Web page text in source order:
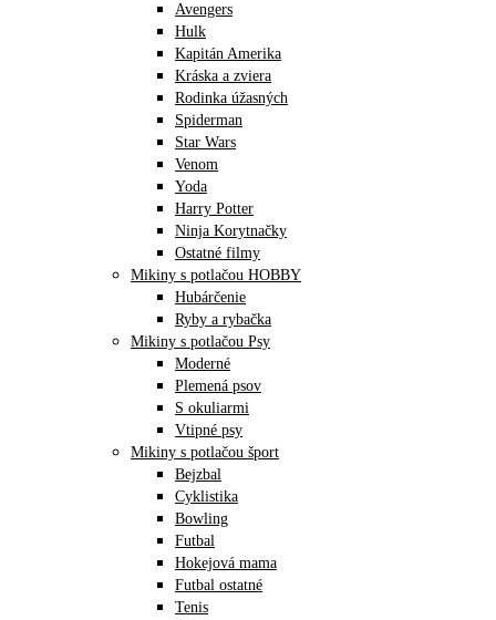
Avengers
Hulk
Kapitán Amerika
Kráska a zviera
Rodinka úžasných
Spiderman
Star Wars
Venom
Yoda
Harry Potter
Ninja Korytnačky
Ostatné filmy
Mikiny s potlačou HOBBY
Hubárčenie
Ryby a rybačka
Mikiny s potlačou Psy
Moderné
Plemená psov
S okuliarmi
Vtipné psy
Mikiny s potlačou šport
Bejzbal
Cyklistika
Bowling
Futbal
Hokejová mama
Futbal ostatné
Tenis